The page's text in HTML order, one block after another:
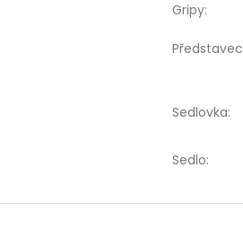
Gripy:
Představec
Sedlovka:
Sedlo: